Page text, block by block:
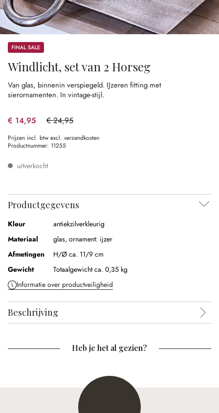
Sale
Windlicht, set van 2 Horseg
Van glas, binnenin verspiegeld. IJzeren fitting met
sierornamenten. In vintage-stijl.
€ 14,95 € 24,95
(40.08% gespart)
Prijzen incl. btw excl. verzendkosten
Productnummer: 11255
uitverkocht
Productgegevens
Kleur
antiekzilverkleurig
Materiaal
glas, ornament: ijzer
Afmetingen
H/Ø ca. 11/9 cm
Gewicht
Totaalgewicht ca. 0,35 kg
Informatie over productveiligheid
Beschrijving
Heb je het al gezien?